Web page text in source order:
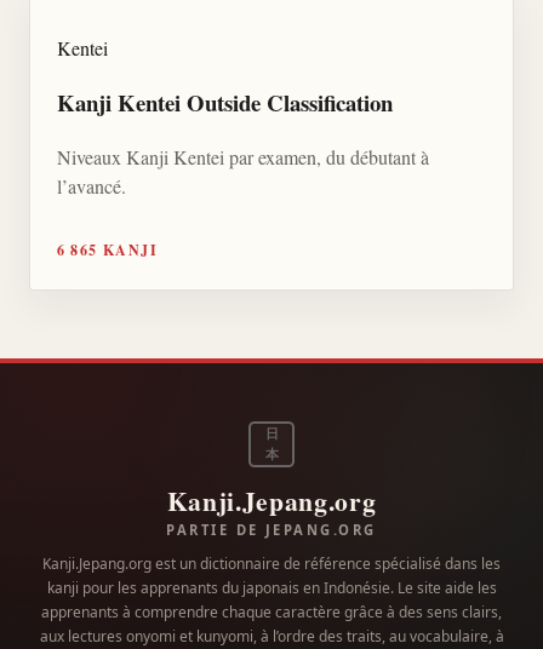
Kentei
Kanji Kentei Outside Classification
Niveaux Kanji Kentei par examen, du débutant à
l’avancé.
6 865 KANJI
日
本
Kanji.Jepang.org
PARTIE DE JEPANG.ORG
Kanji.Jepang.org est un dictionnaire de référence spécialisé dans les
kanji pour les apprenants du japonais en Indonésie. Le site aide les
apprenants à comprendre chaque caractère grâce à des sens clairs,
aux lectures onyomi et kunyomi, à l’ordre des traits, au vocabulaire, à